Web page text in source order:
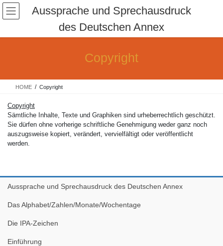
Skip
content
Skip
Navigation
Aussprache und Sprechausdruck
des Deutschen Annex
Copyright
HOME Copyright
Copyright
Sämtliche Inhalte, Texte und Graphiken sind urheberrechtlich geschützt.
Sie dürfen ohne vorherige schriftliche Genehmigung weder ganz noch
auszugsweise kopiert, verändert, vervielfältigt oder veröffentlicht
werden.
Aussprache und Sprechausdruck des Deutschen Annex
Das Alphabet/Zahlen/Monate/Wochentage
Die IPA-Zeichen
Einführung